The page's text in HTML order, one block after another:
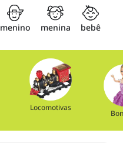
menino menina bebê
Locomotivas